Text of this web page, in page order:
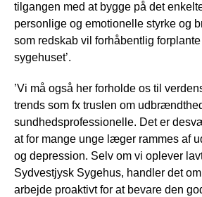
tilgangen med at bygge på det
personlige og emotionelle styrke og
som redskab vil forhåbentlig
sygehuset’.
’Vi må også her forholde os til
trends som fx truslen om
sundhedsprofessionelle. Det er
at for mange unge læger rammes af
og depression. Selv om vi oplever
Sydvestjysk Sygehus, handler det
arbejde proaktivt for at bevare den